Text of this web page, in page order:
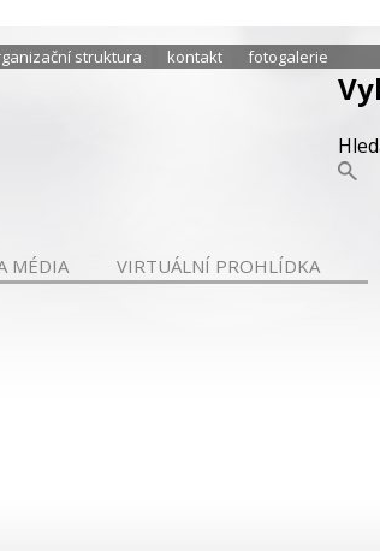
struktura kontakt fotogalerie
MÉDIA VIRTUÁLNÍ PROHLÍDKA